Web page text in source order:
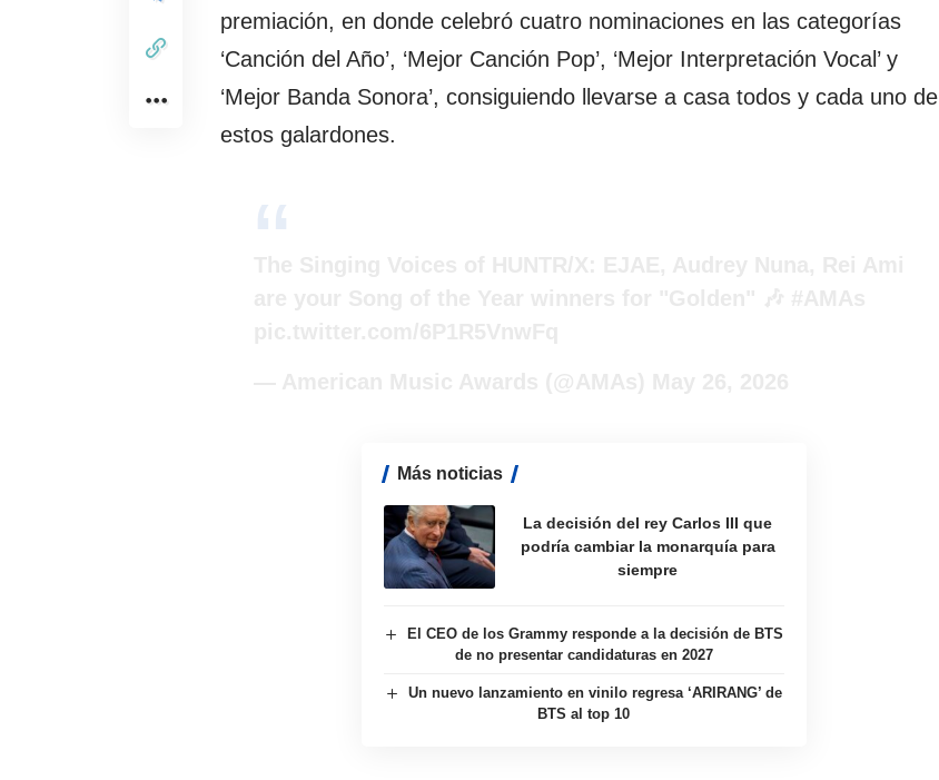
premiación, en donde celebró cuatro nominaciones en las categorías
‘Canción del Año’, ‘Mejor Canción Pop’, ‘Mejor Interpretación Vocal’ y
‘Mejor Banda Sonora’, consiguiendo llevarse a casa todos y cada uno de
estos galardones.
Más noticias
La decisión del rey Carlos III que
podría cambiar la monarquía para
siempre
El CEO de los Grammy responde a la decisión de BTS
de no presentar candidaturas en 2027
Un nuevo lanzamiento en vinilo regresa ‘ARIRANG’ de
BTS al top 10